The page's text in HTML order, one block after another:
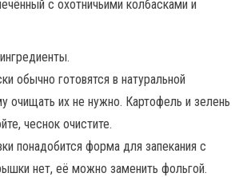
обычно готовятся в натуральной
очищать их не нужно. Картофель и зелень
чеснок очистите.
понадобится форма для запекания с
нет, её можно заменить фольгой.